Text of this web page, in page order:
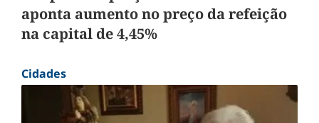
aponta aumento no preço da refeição
na capital de 4,45%
Cidades